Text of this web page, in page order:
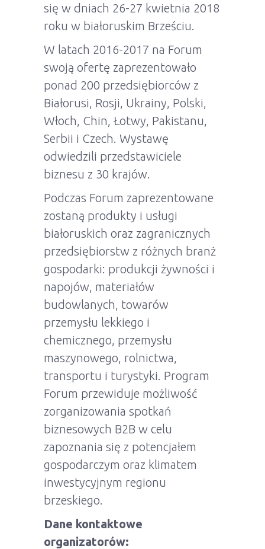
się w dniach 26-27 kwietnia 2018
roku w białoruskim Brześciu.
W latach 2016-2017 na Forum
swoją ofertę zaprezentowało
ponad 200 przedsiębiorców z
Białorusi, Rosji, Ukrainy, Polski,
Włoch, Chin, Łotwy, Pakistanu,
Serbii i Czech. Wystawę
odwiedzili przedstawiciele
biznesu z 30 krajów.
Podczas Forum zaprezentowane
zostaną produkty i usługi
białoruskich oraz zagranicznych
przedsiębiorstw z różnych branż
gospodarki: produkcji żywności i
napojów, materiałów
budowlanych, towarów
przemysłu lekkiego i
chemicznego, przemysłu
maszynowego, rolnictwa,
transportu i turystyki. Program
Forum przewiduje możliwość
zorganizowania spotkań
biznesowych B2B w celu
zapoznania się z potencjałem
gospodarczym oraz klimatem
inwestycyjnym regionu
brzeskiego.
Dane kontaktowe
organizatorów: